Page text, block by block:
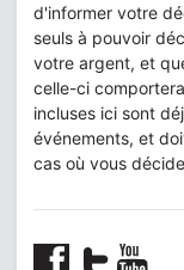
d'informer votre
seuls à pouvoir
votre argent, et
celle-ci
incluses ici sont
événements, et
cas où vous